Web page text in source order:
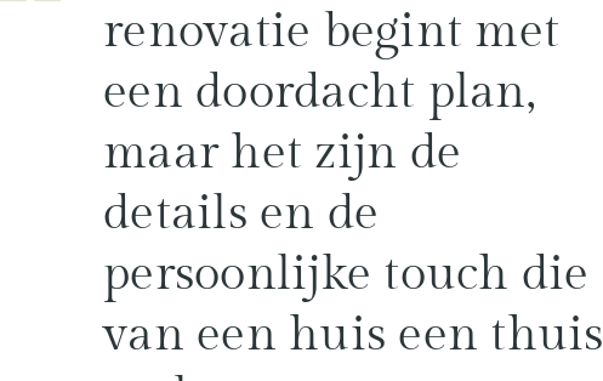
renovatie begint met
een doordacht plan,
maar het zijn de
details en de
persoonlijke touch die
van een huis een thuis